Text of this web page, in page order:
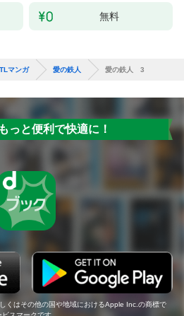
無料
TLマンガ 愛の鉄人 愛の鉄人 3
っと便利で快適に！
くはその他の国や地域におけるApple Inc.の商標で